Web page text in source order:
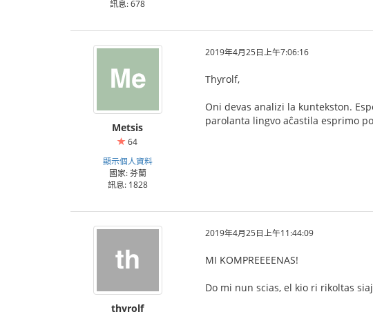
訊息: 678
Metsis
64
顯示個人資料
國家: 芬蘭
訊息: 1828
2019年4月25日上午7:06:16
Thyrolf,
Oni devas analizi la kuntekston.
parolanta lingvo aĉastila esprimo
thyrolf
2019年4月25日上午11:44:09
MI KOMPREEEENAS!
Do mi nun scias, el kio ri rikoltas